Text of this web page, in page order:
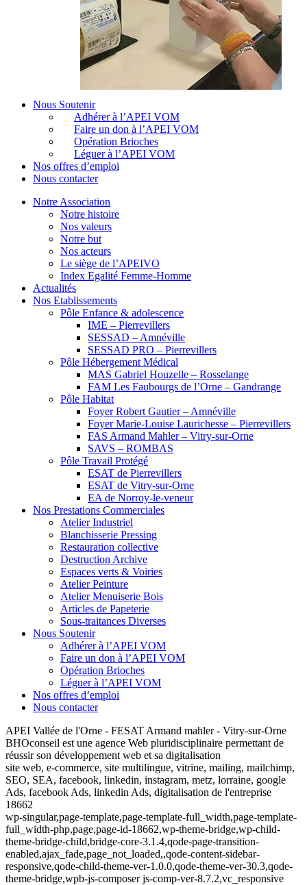
Nous Soutenir
Adhérer à l’APEI VOM
Faire un don à l’APEI VOM
Opération Brioches
Léguer à l’APEI VOM
Nos offres d’emploi
Nous contacter
Notre Association
Notre histoire
Nos valeurs
Notre but
Nos acteurs
Le siège de l’APEIVO
Index Egalité Femme-Homme
Actualités
Nos Etablissements
Pôle Enfance & adolescence
IME – Pierrevillers
SESSAD – Amnéville
SESSAD PRO – Pierrevillers
Pôle Hébergement Médical
MAS Gabriel Houzelle – Rosselange
FAM Les Faubourgs de l’Orne – Gandrange
Pôle Habitat
Foyer Robert Gautier – Amnéville
Foyer Marie-Louise Laurichesse – Pierrevillers
FAS Armand Mahler – Vitry-sur-Orne
SAVS – ROMBAS
Pôle Travail Protégé
ESAT de Pierrevillers
ESAT de Vitry-sur-Orne
EA de Norroy-le-veneur
Nos Prestations Commerciales
Atelier Industriel
Blanchisserie Pressing
Restauration collective
Destruction Archive
Espaces verts & Voiries
Atelier Peinture
Atelier Menuiserie Bois
Articles de Papeterie
Sous-traitances Diverses
Nous Soutenir
Adhérer à l’APEI VOM
Faire un don à l’APEI VOM
Opération Brioches
Léguer à l’APEI VOM
Nos offres d’emploi
Nous contacter
APEI Vallée de l'Orne - FESAT Armand mahler - Vitry-sur-Orne
BHOconseil est une agence Web pluridisciplinaire permettant de
réussir son développement web et sa digitalisation
site web, e-commerce, site multilingue, vitrine, mailing, mailchimp,
SEO, SEA, facebook, linkedin, instagram, metz, lorraine, google
Ads, facebook Ads, linkedin Ads, digitalisation de l'entreprise
18662
wp-singular,page-template,page-template-full_width,page-template-
full_width-php,page,page-id-18662,wp-theme-bridge,wp-child-
theme-bridge-child,bridge-core-3.1.4,qode-page-transition-
enabled,ajax_fade,page_not_loaded,,qode-content-sidebar-
responsive,qode-child-theme-ver-1.0.0,qode-theme-ver-30.3,qode-
theme-bridge,wpb-js-composer js-comp-ver-8.7.2,vc_responsive